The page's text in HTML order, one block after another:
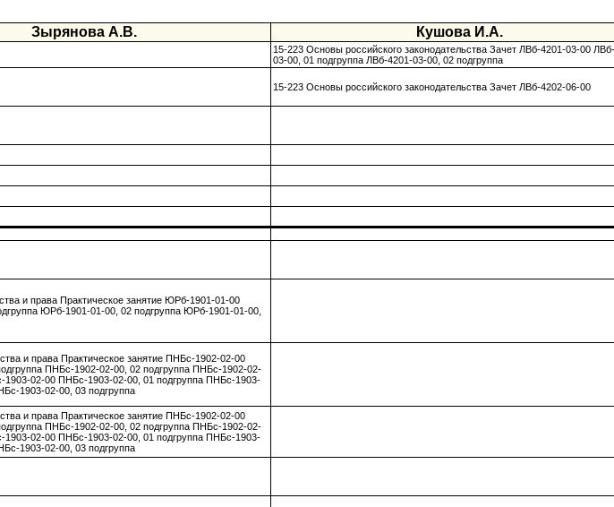
Зырянова А.В. Кушова И.А.
15-223 Основы российского законодательства Зачет ЛВб-4201-03-00
03-00, 01 подгруппа ЛВб-4201-03-00, 02 подгруппа
15-223 Основы российского законодательства Зачет ЛВб-4202-06-00
и права Практическое занятие ЮРб-1901-01-00
ЮРб-1901-01-00, 02 подгруппа ЮРб-1901-01-00,
и права Практическое занятие ПНБс-1902-02-00
ПНБс-1902-02-00, 02 подгруппа ПНБс-1902-02-
1903-02-00 ПНБс-1903-02-00, 01 подгруппа ПНБс-1903-
1903-02-00, 03 подгруппа
и права Практическое занятие ПНБс-1902-02-00
ПНБс-1902-02-00, 02 подгруппа ПНБс-1902-02-
1903-02-00 ПНБс-1903-02-00, 01 подгруппа ПНБс-1903-
1903-02-00, 03 подгруппа